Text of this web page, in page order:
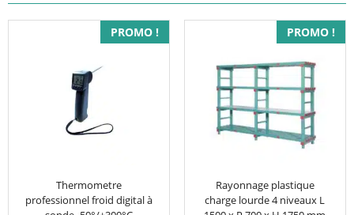
PROMO !
Thermometre
professionnel froid digital à
PROMO !
Rayonnage plastique
charge lourde 4 niveaux L